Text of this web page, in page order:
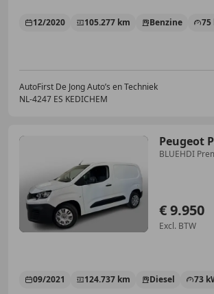
12/2020 105.277 km Benzine 75
AutoFirst De Jong Auto’s en Techniek
NL-4247 ES KEDICHEM
Peugeot
BLUEHDI
€ 9.950
Excl. BTW
09/2021 124.737 km Diesel 73